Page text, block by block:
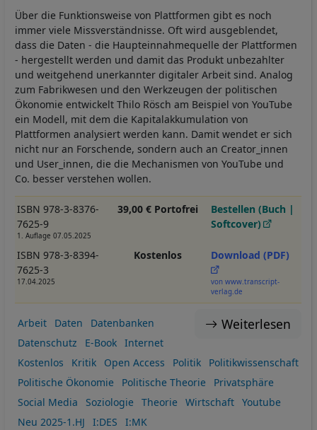
Über die Funktionsweise von Plattformen gibt es noch
immer viele Missverständnisse. Oft wird ausgeblendet,
dass die Daten - die Haupteinnahmequelle der Plattformen
- hergestellt werden und damit das Produkt unbezahlter
und weitgehend unerkannter digitaler Arbeit sind. Analog
zum Fabrikwesen und den Werkzeugen der politischen
Ökonomie entwickelt Thilo Rösch am Beispiel von YouTube
ein Modell, mit dem die Kapitalakkumulation von
Plattformen analysiert werden kann. Damit wendet er sich
nicht nur an Forschende, sondern auch an Creator_innen
und User_innen, die die Mechanismen von YouTube und
Co. besser verstehen wollen.
ISBN 978-3-8376-
7625-9
1. Auflage 07.05.2025
39,00 € Portofrei
Bestellen (Buch |
Softcover)
ISBN 978-3-8394-
7625-3
17.04.2025
Kostenlos Download (PDF)
von www.transcript-
verlag.de
Weiterlesen
Arbeit Daten
Datenbanken
Datenschutz
E-Book
Internet
Kostenlos
Kritik Open Access Politik
Politikwissenschaft
Politische Ökonomie
Politische Theorie
Privatsphäre
Social Media
Soziologie Theorie Wirtschaft
Youtube
Neu 2025-1.HJ
I:DES I:MK